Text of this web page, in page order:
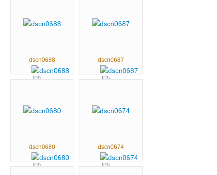
dscn0688 dscn0687
dscn0680 dscn0674